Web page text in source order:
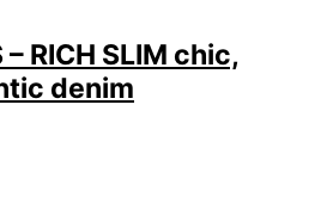
RICH SLIM chic,
denim